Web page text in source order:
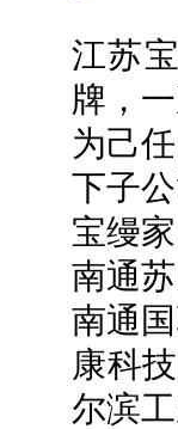
江苏
牌，
为己
下子
宝缦
南通
南通
康科
尔滨